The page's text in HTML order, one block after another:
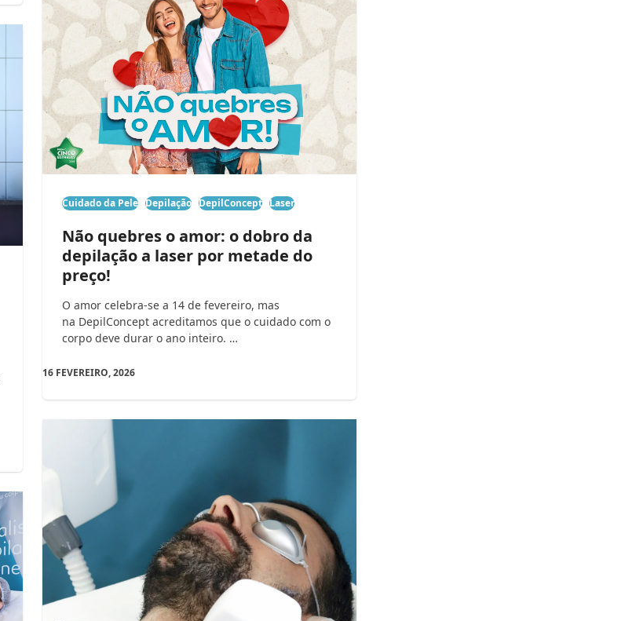
Cuidado da Pele Depilação DepilConcept Laser
Não quebres o amor: o dobro da
depilação a laser por metade do
preço!
O amor celebra-se a 14 de fevereiro, mas
na DepilConcept acreditamos que o cuidado com o
corpo deve durar o ano inteiro. …
16 FEVEREIRO, 2026